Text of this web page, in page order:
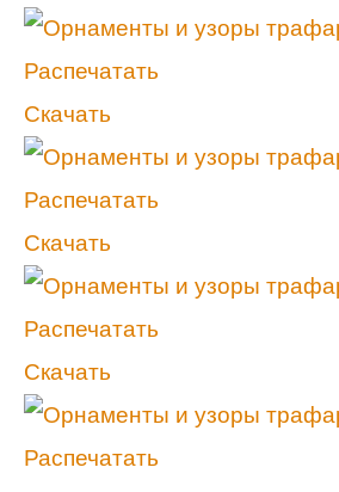
Распечатать
Скачать
Распечатать
Скачать
Распечатать
Скачать
Распечатать